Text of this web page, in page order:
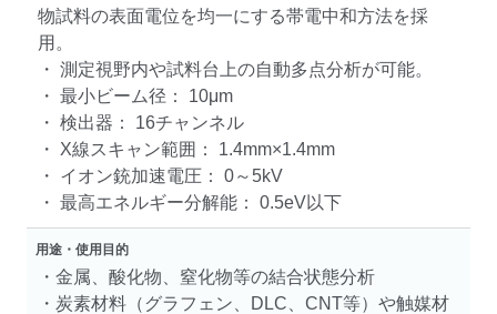
物試料の表面電位を均一にする帯電中和方法を採
用。
・ 測定視野内や試料台上の自動多点分析が可能。
・ 最小ビーム径： 10μm
・ 検出器： 16チャンネル
・ X線スキャン範囲： 1.4mm×1.4mm
・ イオン銃加速電圧： 0～5kV
・ 最高エネルギー分解能： 0.5eV以下
用途・使用目的
・金属、酸化物、窒化物等の結合状態分析
・炭素材料（グラフェン、DLC、CNT等）や触媒材